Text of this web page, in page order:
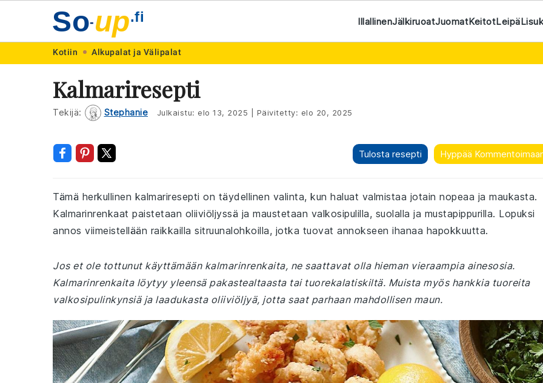
navigation
content
So-up.fi IllallinenJälkiruoatJuomatKeitotLeipä
Kotiin Alkupalat ja Välipalat
Kalmariresepti
Tekijä: Stephanie Julkaistu: elo 13, 2025 Päivitetty: elo 20, 2025
Tulosta resepti Hyppää
Tämä herkullinen kalmariresepti on täydellinen valinta, kun haluat valmistaa jotain nopeaa ja maukasta.
Kalmarinrenkaat paistetaan oliiviöljyssä ja maustetaan valkosipulilla, suolalla ja mustapippurilla. Lopuksi
annos viimeistellään raikkailla sitruunalohkoilla, jotka tuovat annokseen ihanaa hapokkuutta.
Jos et ole tottunut käyttämään kalmarinrenkaita, ne saattavat olla hieman vieraampia ainesosia.
Kalmarinrenkaita löytyy yleensä pakastealtaasta tai tuorekalatiskiltä. Muista myös hankkia tuoreita
valkosipulinkynsiä ja laadukasta oliiviöljyä, jotta saat parhaan mahdollisen maun.